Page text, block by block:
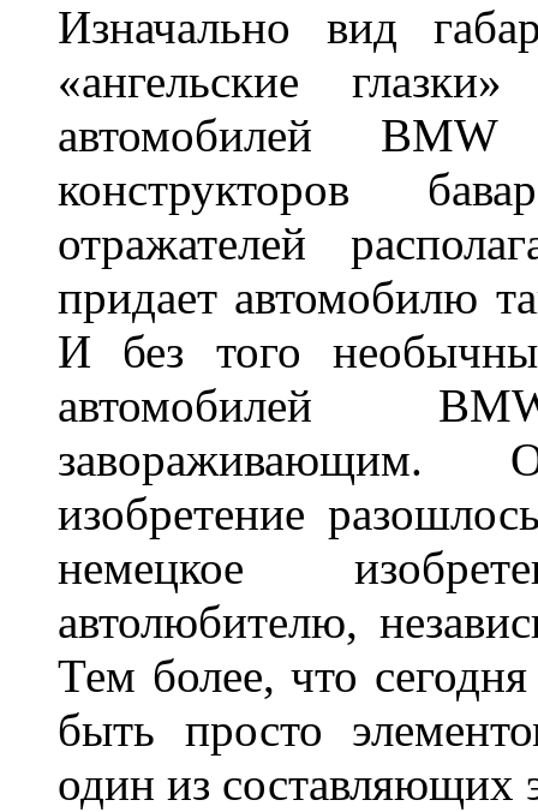
Изначально вид
«ангельские
автомобилей
конструкторов
отражателей
придает автомобилю
И без того
автомобилей
завораживающим.
изобретение
немецкое
автолюбителю,
Тем более, что сегодня
быть просто
один из